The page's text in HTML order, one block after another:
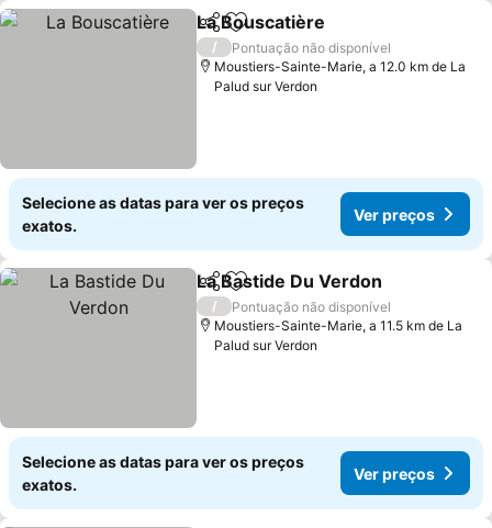
PartilharAdicionar aos favoritos
La Bouscatière
/
Pontuação não disponível
Moustiers-Sainte-Marie, a 12.0 km de La
Palud sur Verdon
Selecione as datas para ver os preços
exatos.
Ver preços
PartilharAdicionar aos favoritos
La Bastide Du Verdon
/
Pontuação não disponível
Moustiers-Sainte-Marie, a 11.5 km de La
Palud sur Verdon
Selecione as datas para ver os preços
exatos.
Ver preços